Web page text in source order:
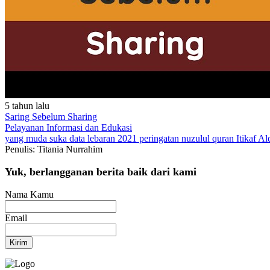
5 tahun lalu
Saring Sebelum Sharing
Pelayanan Informasi dan Edukasi
yang muda suka data lebaran 2021 peringatan nuzulul quran Itikaf
Penulis: Titania Nurrahim
Yuk, berlangganan berita baik dari kami
Nama Kamu
Email
Kirim